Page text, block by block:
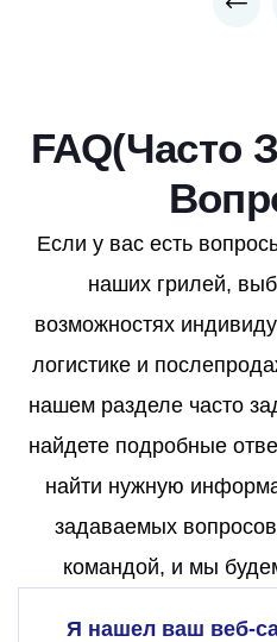
FAQ(Часто
Если у вас есть
наших грилей,
возможностях
логистике и
нашем разделе часто
найдете подробные
найти нужную
задаваемых
командой, и мы
Я нашел ваш веб-